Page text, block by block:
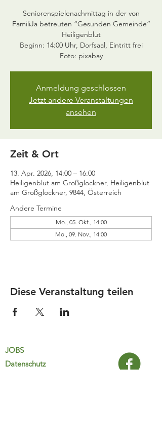
Seniorenspielenachmittag in der von
FamiliJa betreuten “Gesunden Gemeinde”
Heiligenblut
Beginn: 14:00 Uhr, Dorfsaal, Eintritt frei
Foto: pixabay
Anmeldung geschlossen
Jetzt andere Veranstaltungen
ansehen
Zeit & Ort
13. Apr. 2026, 14:00 – 16:00
Heiligenblut am Großglockner, Heiligenblut
am Großglockner, 9844, Österreich
Andere Termine
Mo., 05. Okt., 14:00
Mo., 09. Nov., 14:00
Diese Veranstaltung teilen
JOBS
Datenschutz